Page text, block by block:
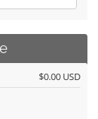
$0.00 USD